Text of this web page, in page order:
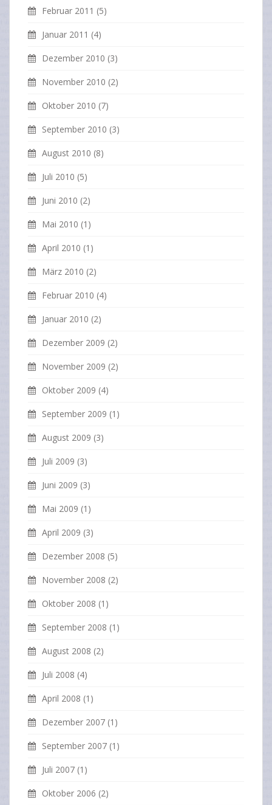
Februar 2011 (5)
Januar 2011 (4)
Dezember 2010 (3)
November 2010 (2)
Oktober 2010 (7)
September 2010 (3)
August 2010 (8)
Juli 2010 (5)
Juni 2010 (2)
Mai 2010 (1)
April 2010 (1)
März 2010 (2)
Februar 2010 (4)
Januar 2010 (2)
Dezember 2009 (2)
November 2009 (2)
Oktober 2009 (4)
September 2009 (1)
August 2009 (3)
Juli 2009 (3)
Juni 2009 (3)
Mai 2009 (1)
April 2009 (3)
Dezember 2008 (5)
November 2008 (2)
Oktober 2008 (1)
September 2008 (1)
August 2008 (2)
Juli 2008 (4)
April 2008 (1)
Dezember 2007 (1)
September 2007 (1)
Juli 2007 (1)
Oktober 2006 (2)